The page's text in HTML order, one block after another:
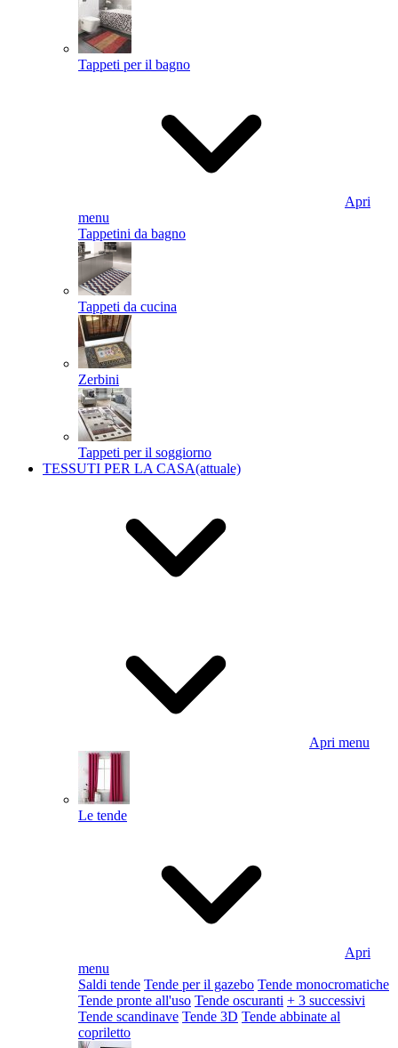
Tappeti per il bagno
Apri
menu
Tappetini da bagno
Tappeti da cucina
Zerbini
Tappeti per il soggiorno
TESSUTI PER LA CASA(attuale)
Apri menu
Le tende
Apri
menu
Saldi tende Tende per il gazebo Tende monocromatiche
Tende pronte all'uso Tende oscuranti + 3 successivi
Tende scandinave Tende 3D Tende abbinate al
copriletto